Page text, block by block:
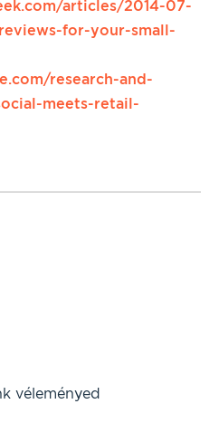
articles/2014-07-
for-your-small-
research-and-
meets-retail-
véleményed